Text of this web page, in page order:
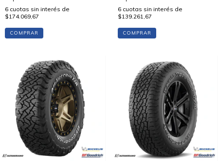
6 cuotas sin interés de
$174.069,67
COMPRAR
6 cuotas sin interés de
$139.261,67
COMPRAR